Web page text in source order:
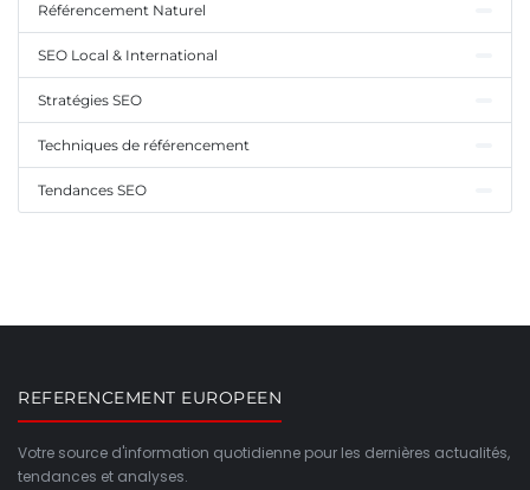
Référencement Naturel
SEO Local & International
Stratégies SEO
Techniques de référencement
Tendances SEO
REFERENCEMENT EUROPEEN
Votre source d'information quotidienne pour les dernières actualités,
tendances et analyses.